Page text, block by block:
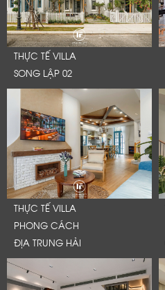
THỰC TẾ VILLA
SONG LẬP 02
THỰC TẾ VILLA
PHONG CÁCH
ĐỊA TRUNG HẢI